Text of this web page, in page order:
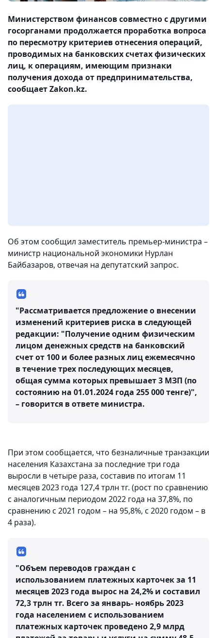
Министерством финансов совместно с другими
госорганами продолжается проработка вопроса
по пересмотру критериев отнесения операций,
проводимых на банковских счетах физических
лиц, к операциям, имеющим признаки
получения дохода от предпринимательства,
сообщает Zakon.kz.
Об этом сообщил заместитель премьер-министра –
министр национальной экономики Нурлан
Байбазаров, отвечая на депутатский запрос.
"Рассматривается предложение о внесении
изменений критериев риска в следующей
редакции: "Получение одним физическим
лицом денежных средств на банковский
счет от 100 и более разных лиц ежемесячно
в течение трех последующих месяцев,
общая сумма которых превышает 3 МЗП (по
состоянию на 01.01.2024 года 255 000 тенге)",
– говорится в ответе министра.
При этом сообщается, что безналичные транзакции
населения Казахстана за последние три года
выросли в четыре раза, составив по итогам 11
месяцев 2023 года 127,4 трлн тг. (рост по сравнению
с аналогичным периодом 2022 года на 37,8%, по
сравнению с 2021 годом – на 95,8%, с 2020 годом – в
4 раза).
"Объем переводов граждан с
использованием платежных карточек за 11
месяцев 2023 года вырос на 24,2% и составил
72,3 трлн тг. Всего за январь- ноябрь 2023
года населением с использованием
платежных карточек проведено 2,9 млрд